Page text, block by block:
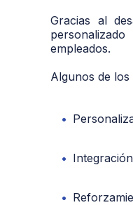
Gracias al
empleados.
Algunos de